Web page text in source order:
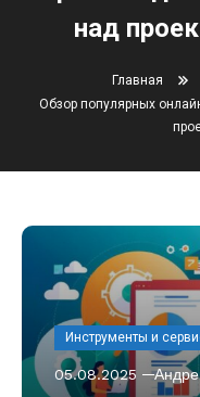
над
Главная
Обзор популярных
Инструменты и
05.08.2025